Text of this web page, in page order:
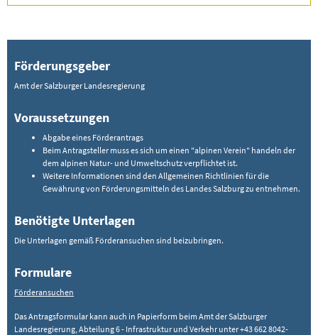
Förderungsgeber
Amt der Salzburger Landesregierung
Voraussetzungen
Abgabe eines Förderantrags
Beim Antragsteller muss es sich um einen "alpinen Verein" handeln der
dem alpinen Natur- und Umweltschutz verpflichtet ist.
Weitere Informationen sind den Allgemeinen Richtlinien für die
Gewährung von Förderungsmitteln des Landes Salzburg zu entnehmen.
Benötigte Unterlagen
Die Unterlagen gemäß Förderansuchen sind beizubringen.
Formulare
Förderansuchen
Das Antragsformular kann auch in Papierform beim Amt der Salzburger
Landesregierung, Abteilung 6 - Infrastruktur und Verkehr unter +43 662 8042-